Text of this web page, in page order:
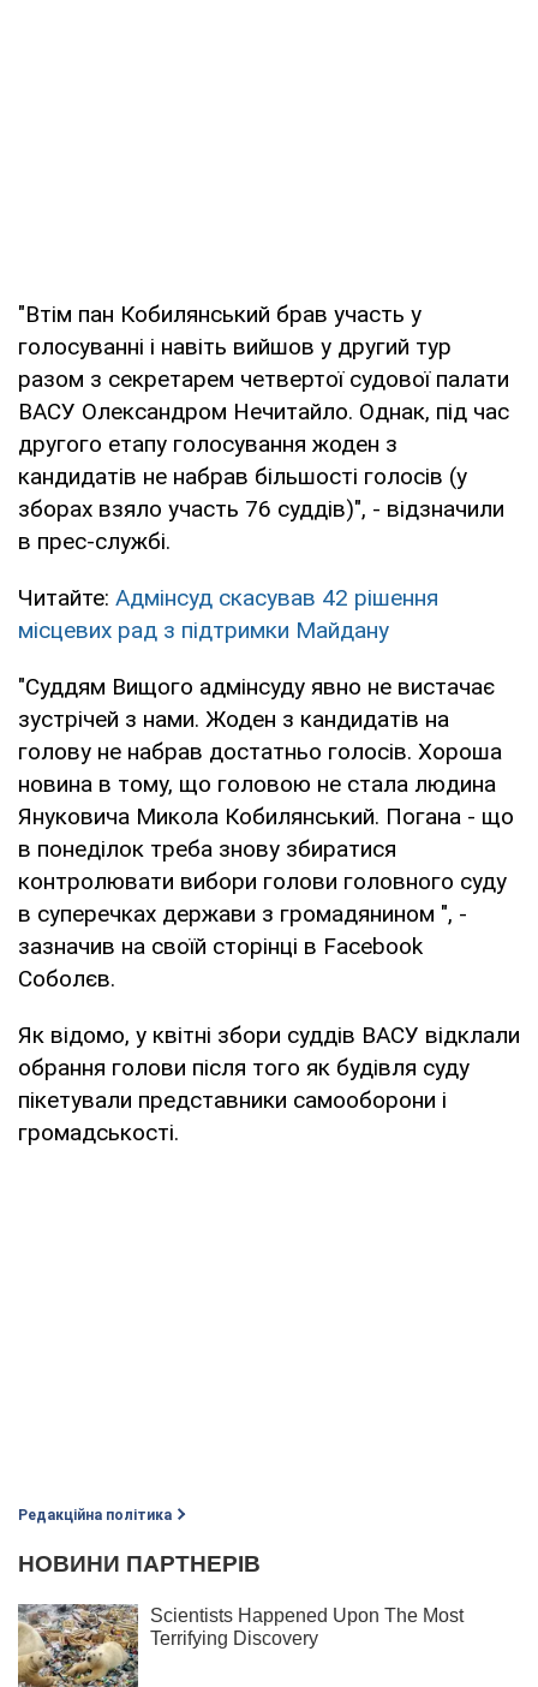
"Втім пан Кобилянський брав участь у
голосуванні і навіть вийшов у другий тур
разом з секретарем четвертої судової палати
ВАСУ Олександром Нечитайло. Однак, під час
другого етапу голосування жоден з
кандидатів не набрав більшості голосів (у
зборах взяло участь 76 суддів)", - відзначили
в прес-службі.
Читайте: Адмінсуд скасував 42 рішення
місцевих рад з підтримки Майдану
"Суддям Вищого адмінсуду явно не вистачає
зустрічей з нами. Жоден з кандидатів на
голову не набрав достатньо голосів. Хороша
новина в тому, що головою не стала людина
Януковича Микола Кобилянський. Погана - що
в понеділок треба знову збиратися
контролювати вибори голови головного суду
в суперечках держави з громадянином ", -
зазначив на своїй сторінці в Facebook
Соболєв.
Як відомо, у квітні збори суддів ВАСУ відклали
обрання голови після того як будівля суду
пікетували представники самооборони і
громадськості.
Редакційна політика